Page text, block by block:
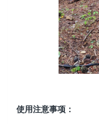
使用注意事项：